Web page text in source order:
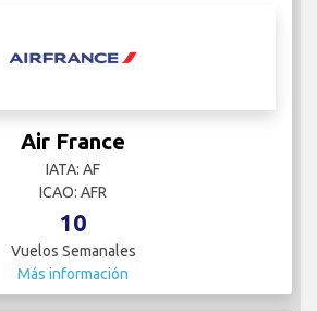
Air France
IATA: AF
ICAO: AFR
10
Vuelos Semanales
Más información